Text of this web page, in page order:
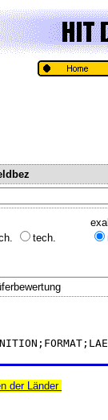
tech.
der Länder